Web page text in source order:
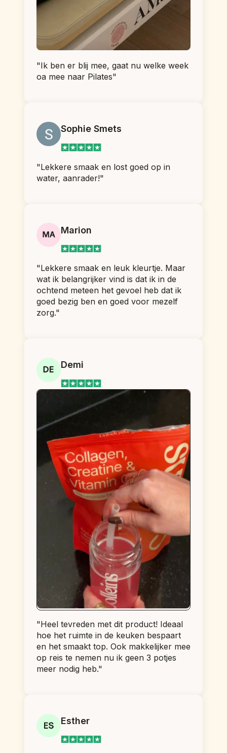
"Ik ben er blij mee, gaat nu welke week
oa mee naar Pilates"
Sophie Smets
"Lekkere smaak en lost goed op in
water, aanrader!"
Marion
"Lekkere smaak en leuk kleurtje. Maar
wat ik belangrijker vind is dat ik in de
ochtend meteen het gevoel heb dat ik
goed bezig ben en goed voor mezelf
zorg."
Demi
"Heel tevreden met dit product! Ideaal
hoe het ruimte in de keuken bespaart
en het smaakt top. Ook makkelijker mee
op reis te nemen nu ik geen 3 potjes
meer nodig heb."
Esther